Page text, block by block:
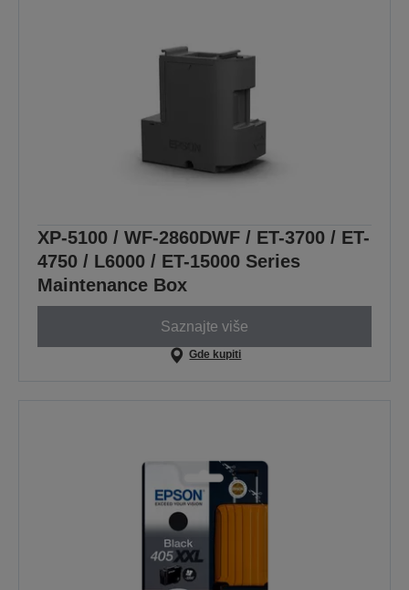
XP-5100 / WF-2860DWF / ET-3700 / ET-
4750 / L6000 / ET-15000 Series
Maintenance Box
Saznajte više
Gde kupiti